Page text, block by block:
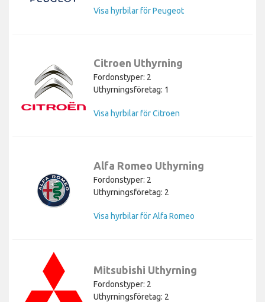
Visa hyrbilar för Peugeot
Citroen Uthyrning
Fordonstyper: 2
Uthyrningsföretag: 1
Visa hyrbilar för Citroen
Alfa Romeo Uthyrning
Fordonstyper: 2
Uthyrningsföretag: 2
Visa hyrbilar för Alfa Romeo
Mitsubishi Uthyrning
Fordonstyper: 2
Uthyrningsföretag: 2